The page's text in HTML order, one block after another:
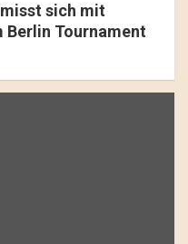
sich mit
Berlin Tournament